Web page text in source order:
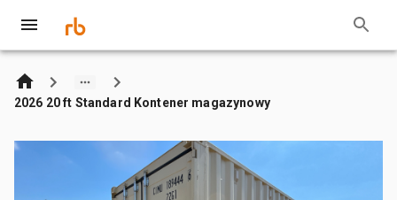
2026 20 ft Standard Kontener magazynowy